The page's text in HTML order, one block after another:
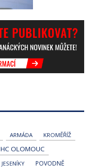
ARMÁDA KROMĚŘÍŽ
HC OLOMOUC
JESENÍKY
POVODNĚ